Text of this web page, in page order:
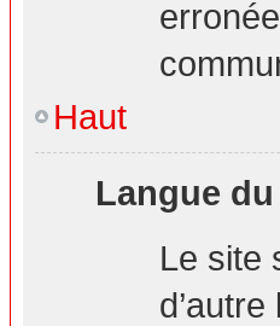
Haut
Langue
Le site